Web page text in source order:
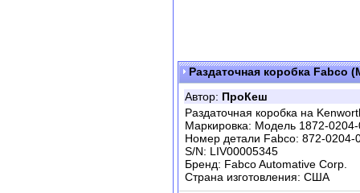
Раздаточная коробка Fabco
Автор: ПроКеш
Раздаточная коробка на
Маркировка: Модель 1872-
Номер детали Fabco: 872-0204-
S/N: LIV00005345
Бренд: Fabco Automative Corp.
Страна изготовления: США